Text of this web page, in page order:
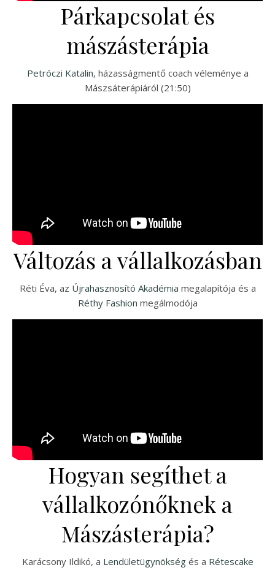
Párkapcsolat és
mászásterápia
Petróczi Katalin, házasságmentő coach véleménye a
Mászsáterápiáról (21:50)
Változás a vállalkozásban
Réti Éva, az Újrahasznosító Akadémia megalapítója és a
Réthy Fashion megálmodója
Hogyan segíthet a
vállalkozónőknek a
Mászásterápia?
Karácsony Ildikó, a Lendületügynökségés a Rétescake